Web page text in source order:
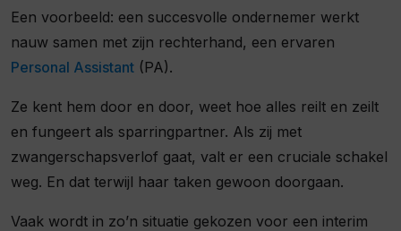
Een voorbeeld: een succesvolle ondernemer werkt
nauw samen met zijn rechterhand, een ervaren
Personal Assistant (PA).
Ze kent hem door en door, weet hoe alles reilt en zeilt
en fungeert als sparringpartner. Als zij met
zwangerschapsverlof gaat, valt er een cruciale schakel
weg. En dat terwijl haar taken gewoon doorgaan.
Vaak wordt in zo’n situatie gekozen voor een interim